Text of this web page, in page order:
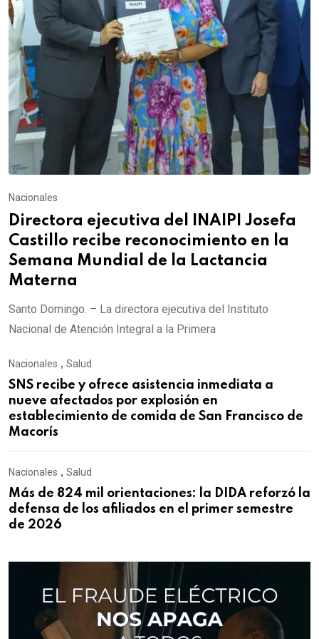
Nacionales
Directora ejecutiva del INAIPI Josefa
Castillo recibe reconocimiento en la
Semana Mundial de la Lactancia
Materna
Santo Domingo. – La directora ejecutiva del Instituto
Nacional de Atención Integral a la Primera
Nacionales , Salud
SNS recibe y ofrece asistencia inmediata a
nueve afectados por explosión en
establecimiento de comida de San Francisco de
Macorís
Nacionales , Salud
Más de 824 mil orientaciones: la DIDA reforzó la
defensa de los afiliados en el primer semestre
de 2026